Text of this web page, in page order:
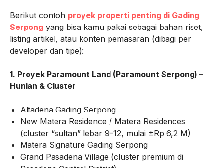
Berikut contoh proyek properti penting di Gading
Serpong yang bisa kamu pakai sebagai bahan riset,
listing artikel, atau konten pemasaran (dibagi per
developer dan tipe):
1. Proyek Paramount Land (Paramount Serpong) –
Hunian & Cluster
Altadena Gading Serpong
New Matera Residence / Matera Residences
(cluster “sultan” lebar 9–12, mulai ±Rp 6,2 M)
Matera Signature Gading Serpong
Grand Pasadena Village (cluster premium di